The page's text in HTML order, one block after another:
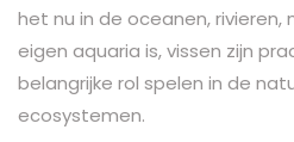
het nu in de oceanen, rivieren,
eigen aquaria is, vissen zijn
belangrijke rol spelen in de
ecosystemen.